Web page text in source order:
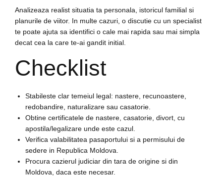
Analizeaza realist situatia ta personala, istoricul familial si
planurile de viitor. In multe cazuri, o discutie cu un specialist
te poate ajuta sa identifici o cale mai rapida sau mai simpla
decat cea la care te-ai gandit initial.
Checklist
Stabileste clar temeiul legal: nastere, recunoastere,
redobandire, naturalizare sau casatorie.
Obtine certificatele de nastere, casatorie, divort, cu
apostila/legalizare unde este cazul.
Verifica valabilitatea pasaportului si a permisului de
sedere in Republica Moldova.
Procura cazierul judiciar din tara de origine si din
Moldova, daca este necesar.